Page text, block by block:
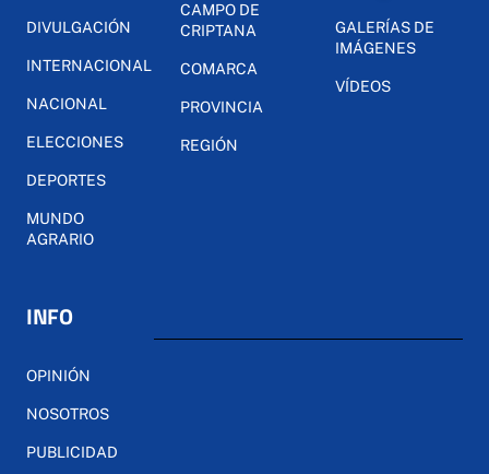
DIVULGACIÓN
INTERNACIONAL
NACIONAL
ELECCIONES
DEPORTES
MUNDO
AGRARIO
CAMPO DE
CRIPTANA
COMARCA
PROVINCIA
REGIÓN
GALERÍAS DE
IMÁGENES
VÍDEOS
INFO
OPINIÓN
NOSOTROS
PUBLICIDAD